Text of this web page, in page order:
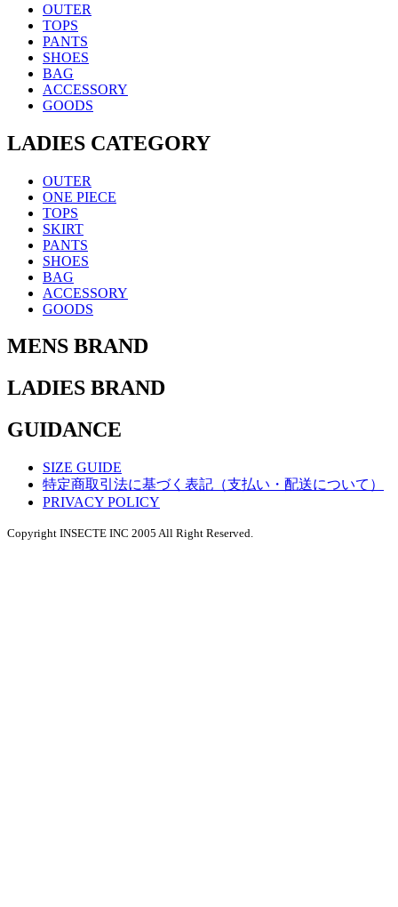
OUTER
TOPS
PANTS
SHOES
BAG
ACCESSORY
GOODS
LADIES CATEGORY
OUTER
ONE PIECE
TOPS
SKIRT
PANTS
SHOES
BAG
ACCESSORY
GOODS
MENS BRAND
LADIES BRAND
GUIDANCE
SIZE GUIDE
特定商取引法に基づく表記（支払い・配送について）
PRIVACY POLICY
Copyright INSECTE INC 2005 All Right Reserved.